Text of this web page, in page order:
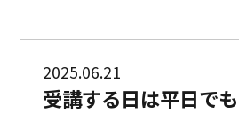
2025.06.21
受講する日は平日で